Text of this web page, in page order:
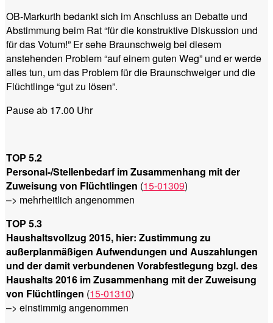
OB-Markurth bedankt sich im Anschluss an Debatte und
Abstimmung beim Rat “für die konstruktive Diskussion und
für das Votum!” Er sehe Braunschweig bei diesem
anstehenden Problem “auf einem guten Weg” und er werde
alles tun, um das Problem für die Braunschweiger und die
Flüchtlinge “gut zu lösen”.
Pause ab 17.00 Uhr
TOP 5.2
Personal-/Stellenbedarf im Zusammenhang mit der
Zuweisung von Flüchtlingen (15-01309)
–> mehrheitlich angenommen
TOP 5.3
Haushaltsvollzug 2015, hier: Zustimmung zu
außerplanmäßigen Aufwendungen und Auszahlungen
und der damit verbundenen Vorabfestlegung bzgl. des
Haushalts 2016 im Zusammenhang mit der Zuweisung
von Flüchtlingen (15-01310)
–> einstimmig angenommen